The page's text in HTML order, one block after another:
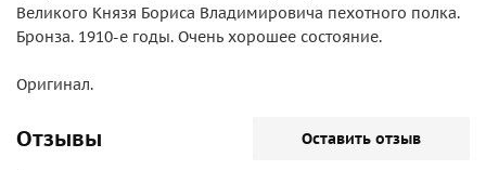
Великого Князя Бориса Владимировича пехотного полка.
Бронза. 1910-е годы. Очень хорошее состояние.
Оригинал.
Отзывы Оставить отзыв